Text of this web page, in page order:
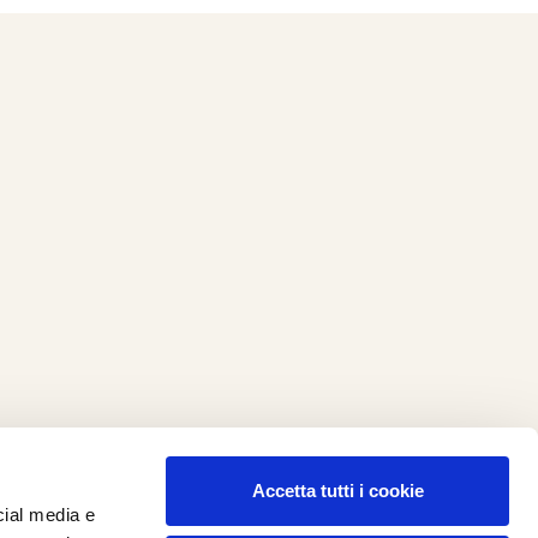
media e
Accetta tutti i cookie